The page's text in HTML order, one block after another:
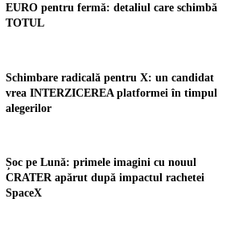
EURO pentru fermă: detaliul care schimbă
TOTUL
Schimbare radicală pentru X: un candidat
vrea INTERZICEREA platformei în timpul
alegerilor
Șoc pe Lună: primele imagini cu nouul
CRATER apărut după impactul rachetei
SpaceX